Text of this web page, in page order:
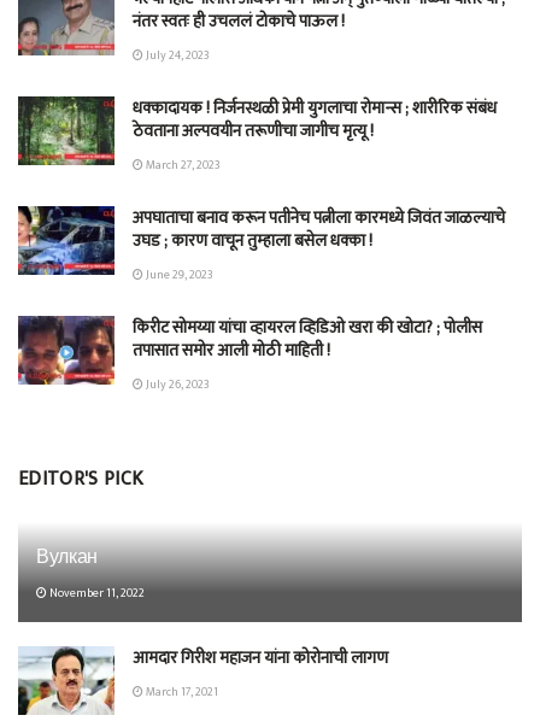
नंतर स्वतः ही उचललं टोकाचे पाऊल !
July 24, 2023
धक्कादायक ! निर्जनस्थळी प्रेमी युगलाचा रोमान्स ; शारीरिक संबंध
ठेवताना अल्पवयीन तरूणीचा जागीच मृत्यू !
March 27, 2023
अपघाताचा बनाव करून पतीनेच‎ पत्नीला कारमध्ये जिवंत जाळल्याचे
उघड ; कारण वाचून तुम्हाला बसेल धक्का !
June 29, 2023
किरीट सोमय्या यांचा व्हायरल व्हिडिओ खरा की खोटा? ; पोलीस
तपासात समोर आली मोठी माहिती !
July 26, 2023
EDITOR'S PICK
Вулкан
November 11, 2022
आमदार गिरीश महाजन यांना कोरोनाची लागण
March 17, 2021